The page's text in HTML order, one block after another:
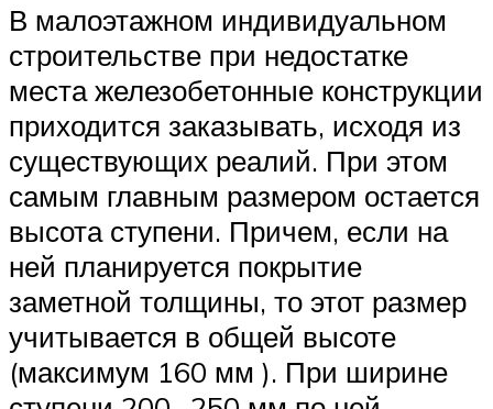
В малоэтажном индивидуальном
строительстве при недостатке
места железобетонные конструкции
приходится заказывать, исходя из
существующих реалий. При этом
самым главным размером остается
высота ступени. Причем, если на
ней планируется покрытие
заметной толщины, то этот размер
учитывается в общей высоте
(максимум 160 мм ). При ширине